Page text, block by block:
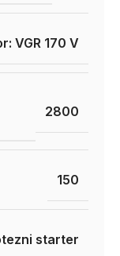
VGR 170 V
2800
150
starter